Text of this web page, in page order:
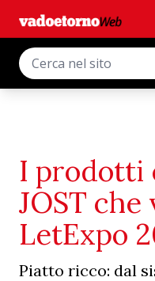
I prodotti
JOST
LetExpo
Piatto ricco: dal